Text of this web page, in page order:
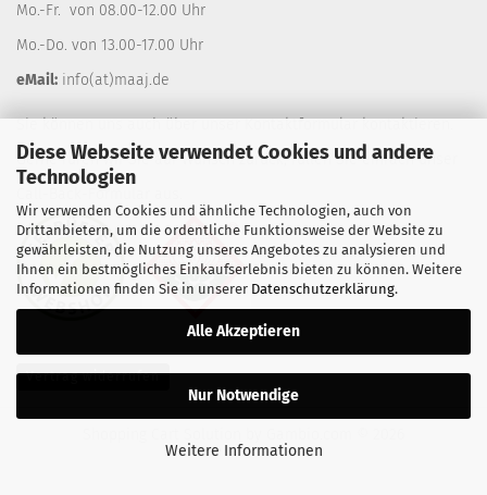
Diese Webseite verwendet Cookies und andere
Technologien
Wir verwenden Cookies und ähnliche Technologien, auch von
Drittanbietern, um die ordentliche Funktionsweise der Website zu
gewährleisten, die Nutzung unseres Angebotes zu analysieren und
Ihnen ein bestmögliches Einkaufserlebnis bieten zu können. Weitere
Informationen finden Sie in unserer Datenschutzerklärung.
Alle Akzeptieren
Nur Notwendige
Weitere Informationen
Mo.-Fr. von 08.00-12.00 Uhr
Mo.-Do. von 13.00-17.00 Uhr
eMail: info(at)maaj.de
Sie können uns auch über unserKontaktformularkontaktieren.
Gerne rufen wir Sie auf Wunsch zurück, füllen Sie einfach unser
Call-Back-Formular
Vertrag widerrufen